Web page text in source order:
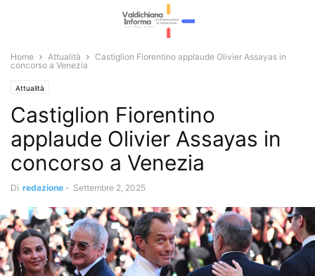
Home Attualità
Castiglion Fiorentino applaude Olivier Assayas in
concorso a Venezia
Attualità
Castiglion Fiorentino
applaude Olivier Assayas in
concorso a Venezia
Di redazione - Settembre 2, 2025